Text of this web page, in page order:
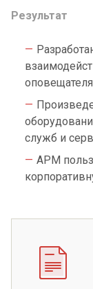
Результат
служб и
АРМ